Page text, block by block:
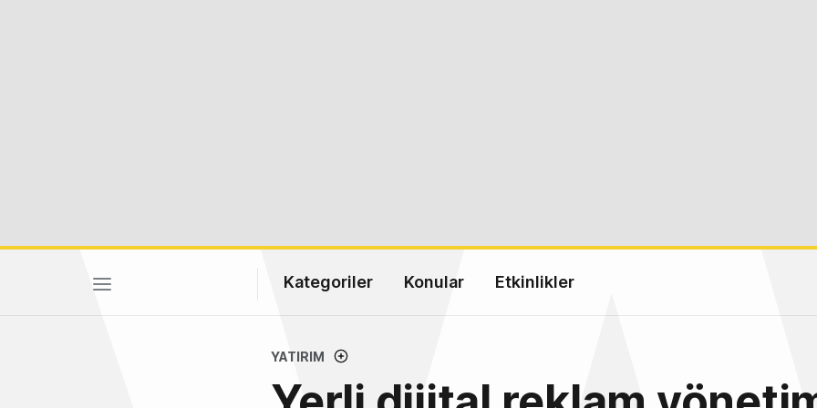
Kategoriler Konular Etkinlikler
YATIRIM